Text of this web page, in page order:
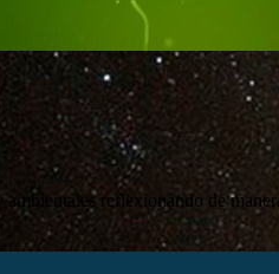
reflexionando de